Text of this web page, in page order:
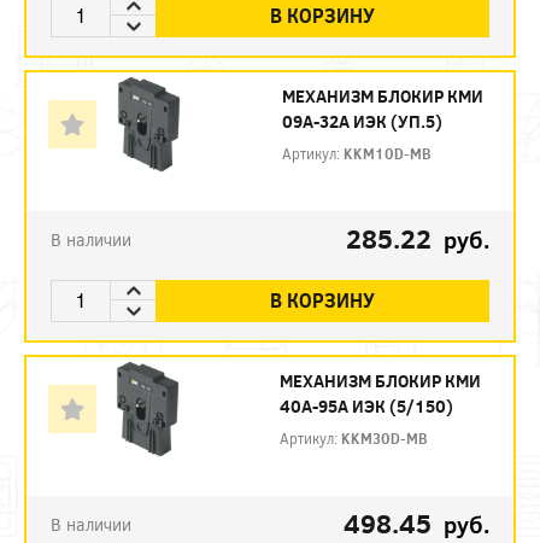
В КОРЗИНУ
МЕХАНИЗМ БЛОКИР КМИ
09А-32А ИЭК (УП.5)
Артикул: KKM10D-MB
В наличии 285.22 руб.
В КОРЗИНУ
МЕХАНИЗМ БЛОКИР КМИ
40А-95А ИЭК (5/150)
Артикул: KKM30D-MB
В наличии 498.45 руб.